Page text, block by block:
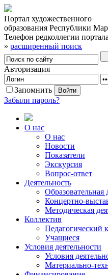
Портал художественного
образования Республики
Телефон редколлегии
» расширенный поиск
Авторизация
Запомнить
Забыли пароль?
О нас
О нас
Новости
Показатели
Экскурсия
Вопрос-ответ
Деятельность
Образовательная
Концертно-
Методическая
Коллектив
Педагогический
Учащиеся
Условия деятельности
Условия
Материально-